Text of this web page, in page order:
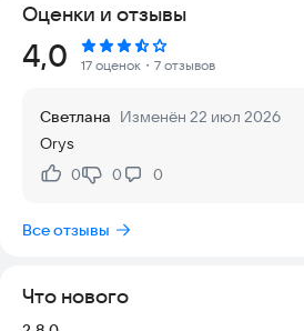
Ищете приложение, чтобы
Standoff? Вы нашли идеальный
GGStandoff у вас появляется
совершенно бесплатно. Всё
через специальный торговый URL.
безопасный способ получения наград.
Мы гарантируем безопасность ваших
могли играть без лишних рисков и
приложение и попробуйте свои силы!
Оценки и отзывы
Рейтинг:
4,0 17 оценок ・7 отзывов
Светлана Изменён 22 июл 2026
Orys
Нравится:
0Не нравится:
0 0
Все отзывы
Что нового